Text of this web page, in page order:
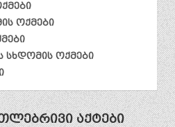
ოქმები
სხდომის ოქმები
აქტები